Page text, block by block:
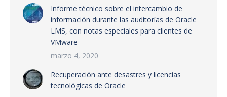
Informe técnico sobre el intercambio de
información durante las auditorías de Oracle
LMS, con notas especiales para clientes de
VMware
marzo 4, 2020
Recuperación ante desastres y licencias
tecnológicas de Oracle